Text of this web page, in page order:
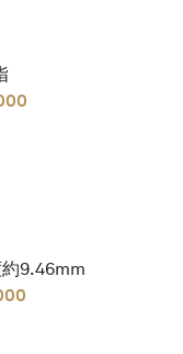
9.46mm